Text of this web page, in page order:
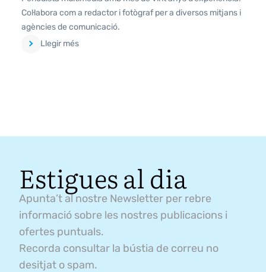
Col·labora com a redactor i fotògraf per a diversos mitjans i
agències de comunicació.
Llegir més
Estigues al dia
Apunta’t al nostre Newsletter per rebre
informació sobre les nostres publicacions i
ofertes puntuals.
Recorda consultar la bústia de correu no
desitjat o spam.